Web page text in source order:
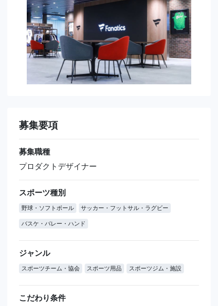
募集要項
募集職種
プロダクトデザイナー
スポーツ種別
野球・ソフトボール サッカー・フットサル・ラグビー
バスケ・バレー・ハンド
ジャンル
スポーツチーム・協会 スポーツ用品 スポーツジム・施設
こだわり条件